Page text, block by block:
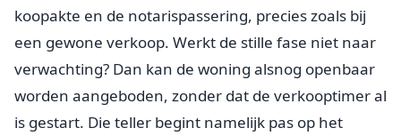
koopakte en de notarispassering, precies zoals bij
een gewone verkoop. Werkt de stille fase niet naar
verwachting? Dan kan de woning alsnog openbaar
worden aangeboden, zonder dat de verkooptimer al
is gestart. Die teller begint namelijk pas op het